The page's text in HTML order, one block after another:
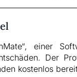
einer
Der
kostenlos